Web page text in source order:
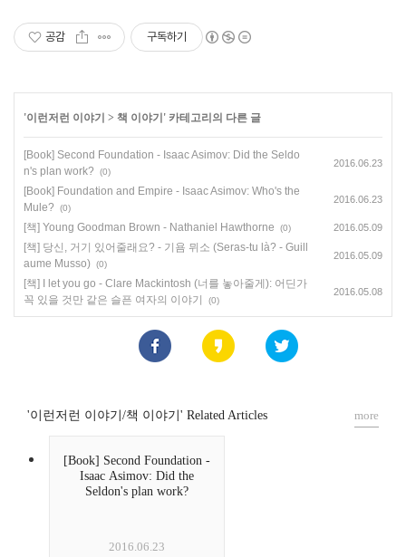
공감 구독하기
'이런저런 이야기 > 책 이야기 ' 카테고리의 다른 글
[Book] Second Foundation - Isaac Asimov: Did the Seldo
n's plan work?
(0)
2016.06.23
[Book] Foundation and Empire - Isaac Asimov: Who's the
Mule?
(0)
2016.06.23
[책] Young Goodman Brown - Nathaniel Hawthorne (0) 2016.05.09
[책] 당신, 거기 있어줄래요? - 기욤 뮈소 (Seras-tu là? - Guill
aume Musso) (0)
2016.05.09
[책] I let you go - Clare Mackintosh (너를 놓아줄게): 어딘가
꼭 있을 것만 같은 슬픈 여자의 이야기
(0)
2016.05.08
'이런저런 이야기/책 이야기' Related Articles
[Book] Second Foundation -
Isaac Asimov: Did the
Seldon's plan work?
2016.06.23
more